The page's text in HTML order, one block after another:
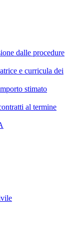
dalle procedure
e curricula dei
stimato
al termine